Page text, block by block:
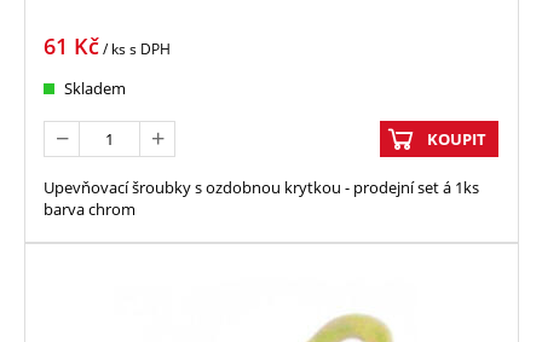
61 Kč/ kss DPH
Skladem
KOUPIT
Upevňovací šroubky s ozdobnou krytkou - prodejní set á 1ks
barva chrom